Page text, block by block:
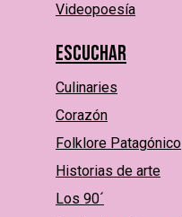
Videopoesía
Escuchar
Culinaries
Corazón
Folklore Patagónico
Historias de arte
Los 90´